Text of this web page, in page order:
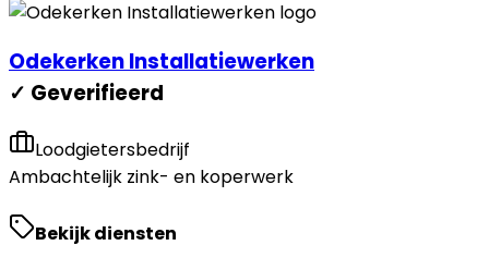
Odekerken Installatiewerken
✓ Geverifieerd
Loodgietersbedrijf
Ambachtelijk zink- en koperwerk
Bekijk diensten